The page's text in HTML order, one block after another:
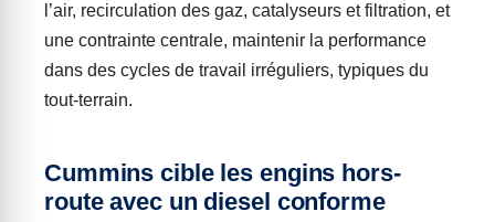
l’air, recirculation des gaz, catalyseurs et filtration, et
une contrainte centrale, maintenir la performance
dans des cycles de travail irréguliers, typiques du
tout-terrain.
Cummins cible les engins hors-
route avec un diesel conforme